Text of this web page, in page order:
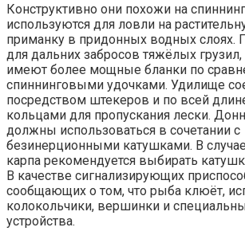
Конструктивно они похожи на
используются для ловли на
приманку в придонных водных слоях.
для дальних забросов тяжёлых
имеют более мощные бланки по
спиннинговыми удочками. Удилище
посредством штекеров и по всей
кольцами для пропускания лески.
должны использоваться в сочетании с
безинерционными катушками. В
карпа рекомендуется выбирать
В качестве сигнализирующих
сообщающих о том, что рыба клюёт,
колокольчики, вершинки и
устройства.